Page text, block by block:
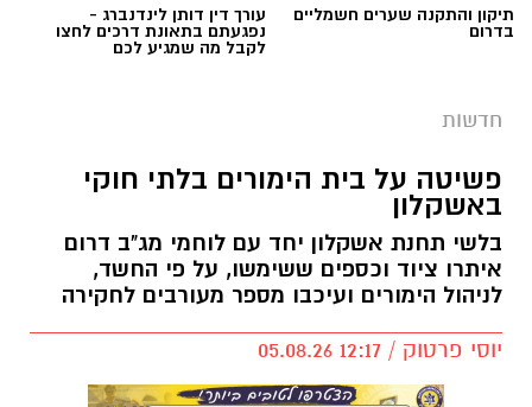
תיקון והתקנה שערים חשמליים
בדרום
עורך דין דותן לינדנברג -
נפגעתם בתאונת דרכים לחצו
לקבל מה שמגיע לכם
חדשות
פשיטה על בית הימורים בלתי חוקי
באשקלון
בלשי תחנת אשקלון יחד עם לוחמי מג"ב דרום
איתרו ציוד וכספים ששימשו, על פי החשד,
לניהול הימורים ועיכבו מספר מעורבים לחקירה
יוסי פרטוק / 12:17 05.08.26